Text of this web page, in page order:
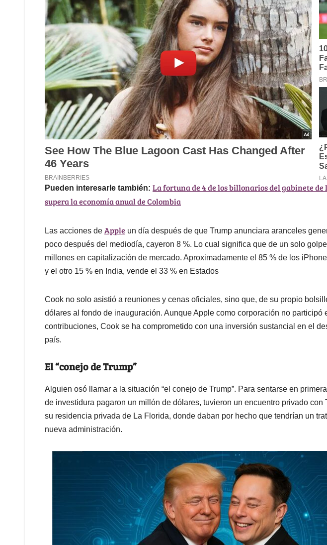
Pueden interesarle también: La fortuna de 4 de los billonarios del gabinete de
supera la economía anual de Colombia
Las acciones de Apple un día después de que Trump anunciara aranceles
poco después del mediodía, cayeron 8 %. Lo cual significa que de un solo
millones en capitalización de mercado. Aproximadamente el 85 % de los
y el otro 15 % en India, vende el 33 % en Estados
Cook no solo asistió a reuniones y cenas oficiales, sino que, de su propio
dólares al fondo de inauguración. Aunque Apple como corporación no participó
contribuciones, Cook se ha comprometido con una inversión sustancial en el
país.
El “conejo de Trump”
Alguien osó llamar a la situación “el conejo de Trump”. Para sentarse en
de investidura pagaron un millón de dólares, tuvieron un encuentro privado con
su residencia privada de La Florida, donde daban por hecho que tendrían un
nueva administración.